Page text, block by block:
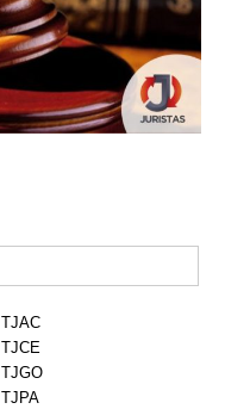
TJAC
TJCE
TJGO
TJPA